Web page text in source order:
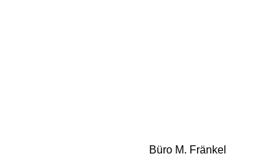
Büro M. Fränkel